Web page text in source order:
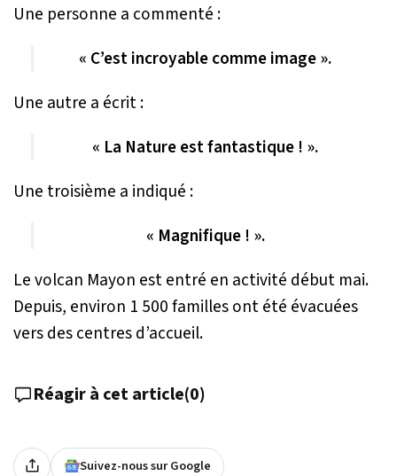
Une personne a commenté :
« C’est incroyable comme image ».
Une autre a écrit :
« La Nature est fantastique ! ».
Une troisième a indiqué :
« Magnifique ! ».
Le volcan Mayon est entré en activité début mai.
Depuis, environ 1 500 familles ont été évacuées
vers des centres d’accueil.
Réagir à cet article(0)
Suivez-nous sur Google